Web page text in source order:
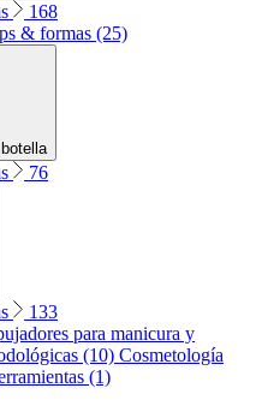
168
& formas (25)
76
133
para manicura y
(10) Cosmetología
(1)